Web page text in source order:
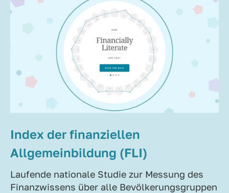
Index der finanziellen
Allgemeinbildung (FLI)
Laufende nationale Studie zur Messung des
Finanzwissens über alle Bevölkerungsgruppen